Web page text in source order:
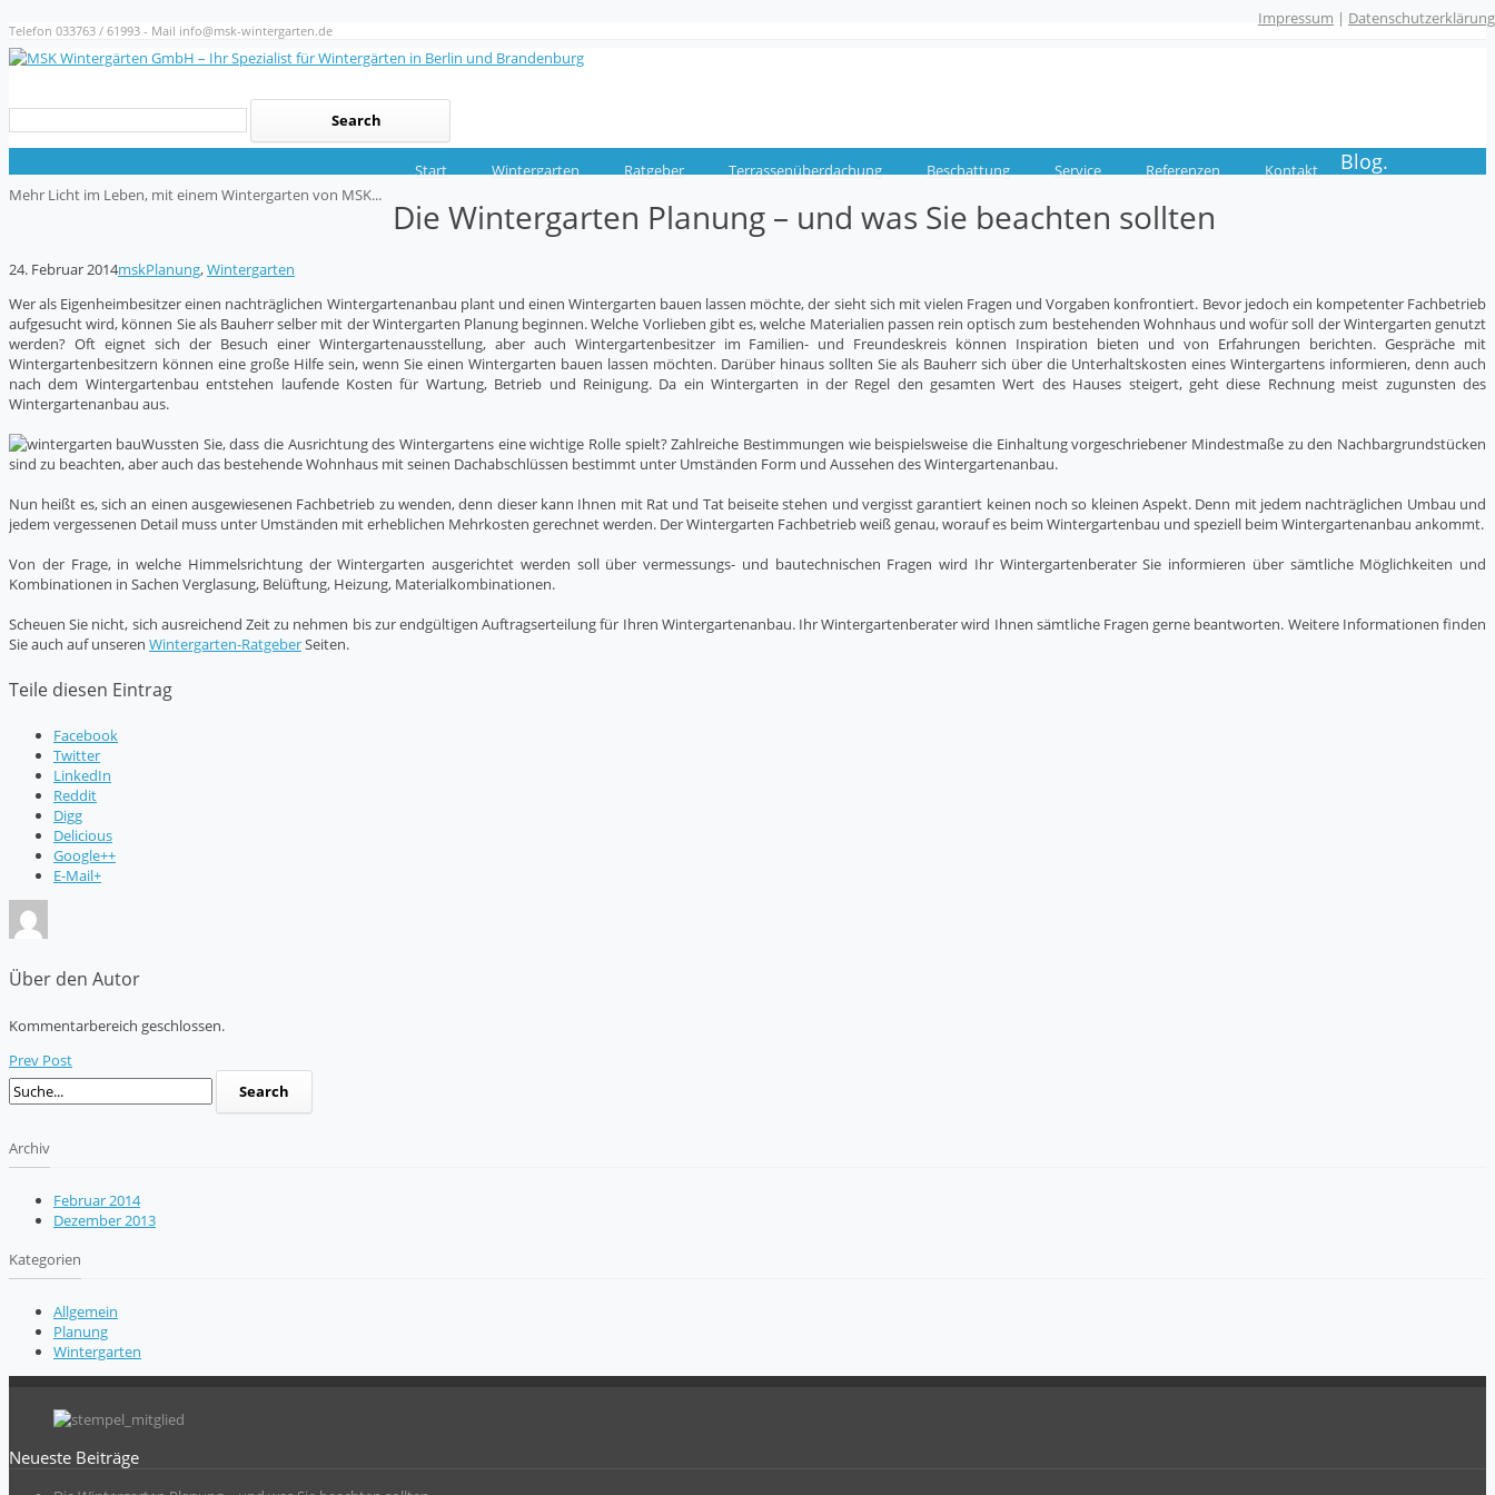
Telefon 033763 / 61993 - Mail info@msk-wintergarten.de
Mehr Licht im Leben, mit einem Wintergarten von MSK...
Start Wintergarten Ratgeber Terrassenüberdachung Beschattung Service Referenzen Kontakt Blog.
Die Wintergarten Planung – und was Sie beachten sollten
24. Februar 2014mskPlanung,Wintergarten
Wer als Eigenheimbesitzer einen nachträglichen Wintergartenanbau plant und einen Wintergarten bauen lassen möchte, der sieht sich mit vielen Fragen und Vorgaben konfrontiert. Bevor jedoch ein kompetenter Fachbetrieb
aufgesucht wird, können Sie als Bauherr selber mit der Wintergarten Planung beginnen. Welche Vorlieben gibt es, welche Materialien passen rein optisch zum bestehenden Wohnhaus und wofür soll der Wintergarten genutzt
werden? Oft eignet sich der Besuch einer Wintergartenausstellung, aber auch Wintergartenbesitzer im Familien- und Freundeskreis können Inspiration bieten und von Erfahrungen berichten. Gespräche mit
Wintergartenbesitzern können eine große Hilfe sein, wenn Sie einen Wintergarten bauen lassen möchten. Darüber hinaus sollten Sie als Bauherr sich über die Unterhaltskosten eines Wintergartens informieren, denn auch
nach dem Wintergartenbau entstehen laufende Kosten für Wartung, Betrieb und Reinigung. Da ein Wintergarten in der Regel den gesamten Wert des Hauses steigert, geht diese Rechnung meist zugunsten des
Wintergartenanbau aus.
Wussten Sie, dass die Ausrichtung des Wintergartens eine wichtige Rolle spielt? Zahlreiche Bestimmungen wie beispielsweise die Einhaltung vorgeschriebener Mindestmaße zu den Nachbargrundstücken
sind zu beachten, aber auch das bestehende Wohnhaus mit seinen Dachabschlüssen bestimmt unter Umständen Form und Aussehen des Wintergartenanbau.
Nun heißt es, sich an einen ausgewiesenen Fachbetrieb zu wenden, denn dieser kann Ihnen mit Rat und Tat beiseite stehen und vergisst garantiert keinen noch so kleinen Aspekt. Denn mit jedem nachträglichen Umbau und
jedem vergessenen Detail muss unter Umständen mit erheblichen Mehrkosten gerechnet werden. Der Wintergarten Fachbetrieb weiß genau, worauf es beim Wintergartenbau und speziell beim Wintergartenanbau ankommt.
Von der Frage, in welche Himmelsrichtung der Wintergarten ausgerichtet werden soll über vermessungs- und bautechnischen Fragen wird Ihr Wintergartenberater Sie informieren über sämtliche Möglichkeiten und
Kombinationen in Sachen Verglasung, Belüftung, Heizung, Materialkombinationen.
Scheuen Sie nicht, sich ausreichend Zeit zu nehmen bis zur endgültigen Auftragserteilung für Ihren Wintergartenanbau. Ihr Wintergartenberater wird Ihnen sämtliche Fragen gerne beantworten. Weitere Informationen finden
Sie auch auf unseren Wintergarten-RatgeberSeiten.
Teile diesen Eintrag
Facebook
Twitter
LinkedIn
Reddit
Digg
Delicious
Google++
E-Mail+
Über den Autor
Kommentarbereich geschlossen.
Prev Post
Archiv
Februar 2014
Dezember 2013
Kategorien
Allgemein
Planung
Wintergarten
Neueste Beiträge
Impressum | Datenschutzerklärung